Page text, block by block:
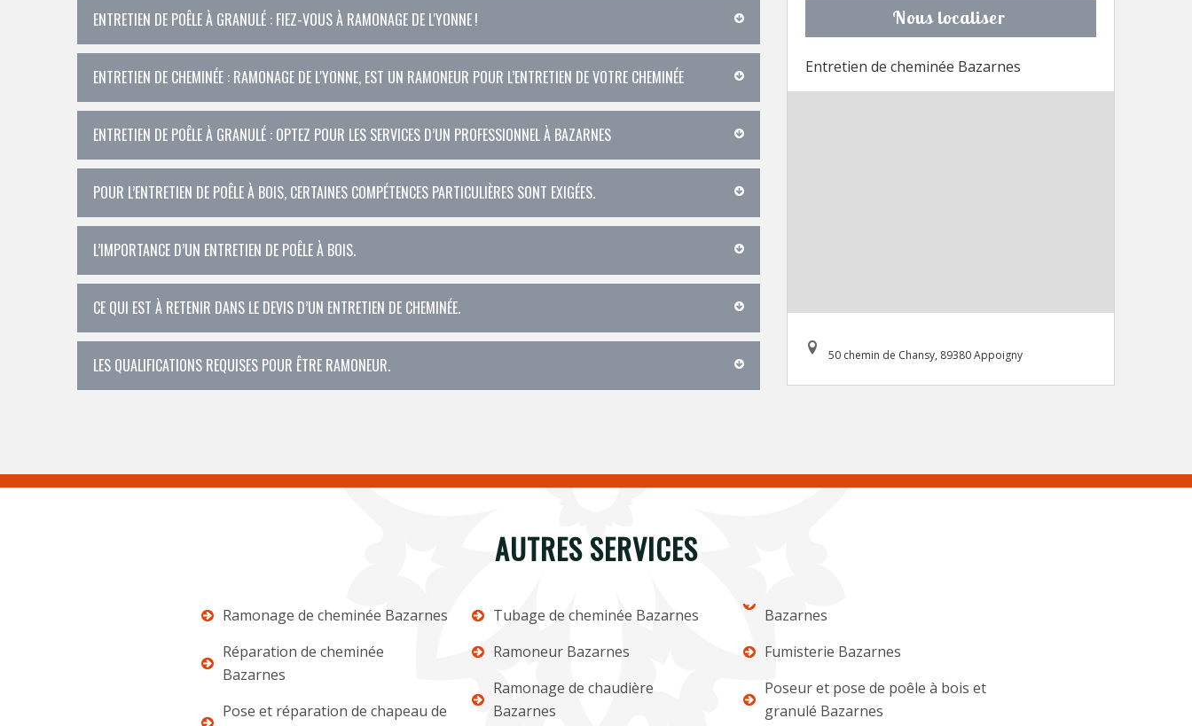
ENTRETIEN DE POÊLE À GRANULÉ : FIEZ-VOUS À RAMONAGE DE L'YONNE !
ENTRETIEN DE CHEMINÉE : RAMONAGE DE L'YONNE, EST UN RAMONEUR POUR L’ENTRETIEN DE VOTRE CHEMINÉE
ENTRETIEN DE POÊLE À GRANULÉ : OPTEZ POUR LES SERVICES D’UN PROFESSIONNEL À BAZARNES
POUR L’ENTRETIEN DE POÊLE À BOIS, CERTAINES COMPÉTENCES PARTICULIÈRES SONT EXIGÉES.
L’IMPORTANCE D’UN ENTRETIEN DE POÊLE À BOIS.
CE QUI EST À RETENIR DANS LE DEVIS D’UN ENTRETIEN DE CHEMINÉE.
LES QUALIFICATIONS REQUISES POUR ÊTRE RAMONEUR.
Nous localiser
Entretien de cheminée Bazarnes
50 chemin de Chansy, 89380 Appoigny
AUTRES SERVICES
Ramonage de cheminée Bazarnes
Réparation de cheminée
Bazarnes
Pose et réparation de chapeau de
Tubage de cheminée Bazarnes
Ramoneur Bazarnes
Ramonage de chaudière
Bazarnes
Bazarnes
Fumisterie Bazarnes
Poseur et pose de poêle à bois et
granulé Bazarnes